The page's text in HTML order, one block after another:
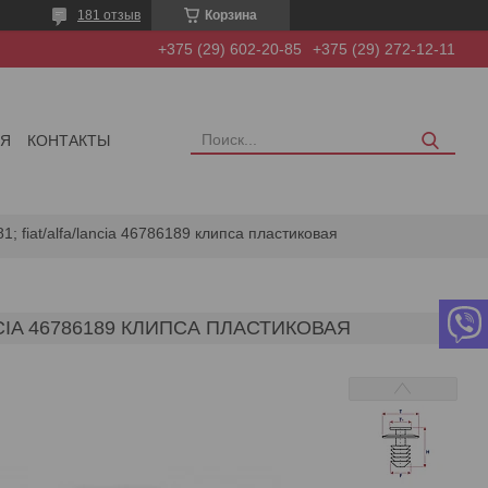
Корзина
181 отзыв
+375 (29) 602-20-85 +375 (29) 272-12-11
КОНТАКТЫ
fiat/alfa/lancia 46786189 клипса пластиковая
46786189 КЛИПСА ПЛАСТИКОВАЯ